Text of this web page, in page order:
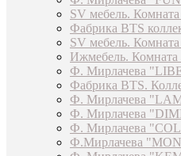
SV мебель.
Фабрика BTS
SV мебель.
Ижмебель.
Ф. Мирлачева
Фабрика BTS.
Ф. Мирлачева
Ф. Мирлачева
Ф. Мирлачева
Ф.Мирлачева